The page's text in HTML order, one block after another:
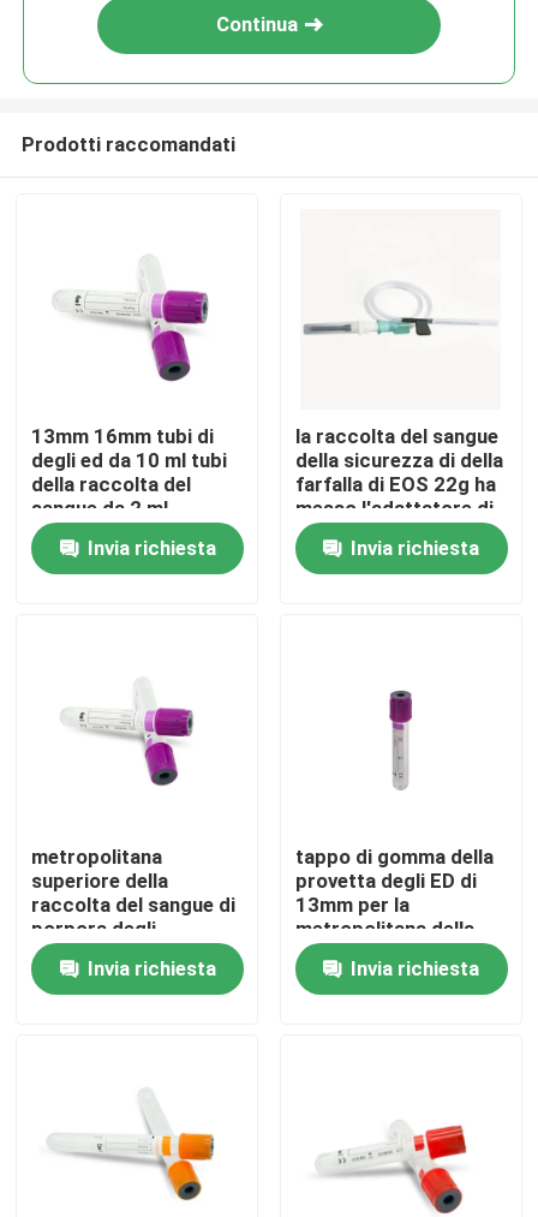
Casa
Fatory Tour
Contattaci
Richiedere un preventivo
Tappo di gomma medico
Tuffatore di gomma della siringa
Continua
Prodotti raccomandati
13mm 16mm tubi di
degli ed da 10 ml tubi
della raccolta del
sangue da 2 ml
Invia richiesta
la raccolta del sangue
della sicurezza di della
farfalla di EOS 22g ha
messo l'adattatore di
Luer
Invia richiesta
metropolitana
superiore della
raccolta del sangue di
porpora degli
accessori della
raccolta del sangue di
degli ED di 16mm
Invia richiesta
tappo di gomma della
provetta degli ED di
13mm per la
metropolitana della
raccolta del sangue
Invia richiesta